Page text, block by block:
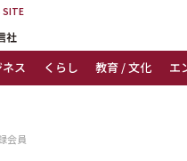
SITE
ス くらし 教育 / 文化 エ
SITE
ジ
会員